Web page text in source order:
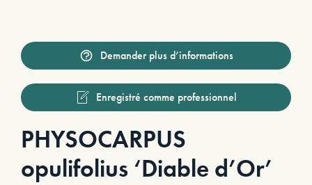
Demander plus d’informations
Enregistré comme professionnel
PHYSOCARPUS
opulifolius ‘Diable d’Or’